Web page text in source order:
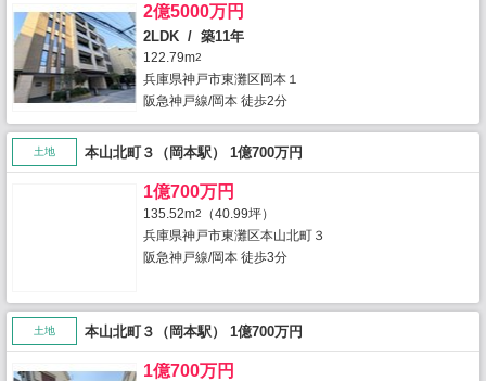
2億5000万円
2LDK / 築11年
122.79m2
兵庫県神戸市東灘区岡本１
阪急神戸線/岡本 徒歩2分
土地 本山北町３（岡本駅） 1億700万円
1億700万円
135.52m2
（40.99坪）
兵庫県神戸市東灘区本山北町３
阪急神戸線/岡本 徒歩3分
土地 本山北町３（岡本駅） 1億700万円
1億700万円